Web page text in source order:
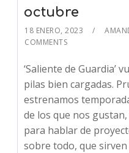
octubre
18 ENERO, 2023
COMMENTS
‘Saliente de Guardia’
pilas bien cargadas.
estrenamos
de los que nos gustan,
para hablar de
sobre todo, que